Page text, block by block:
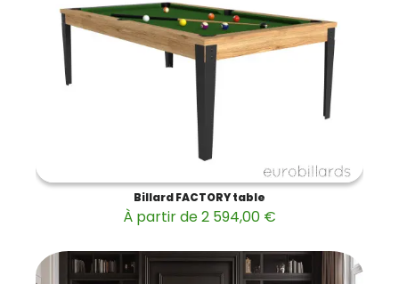
Billard FACTORY table
À partir de 2 594,00 €